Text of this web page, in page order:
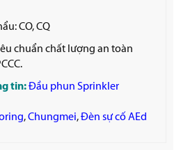
CO, CQ
chuẩn chất lượng an toàn
tin:Đầu phun Sprinkler
,Chungmei,Đèn sự cố AEd